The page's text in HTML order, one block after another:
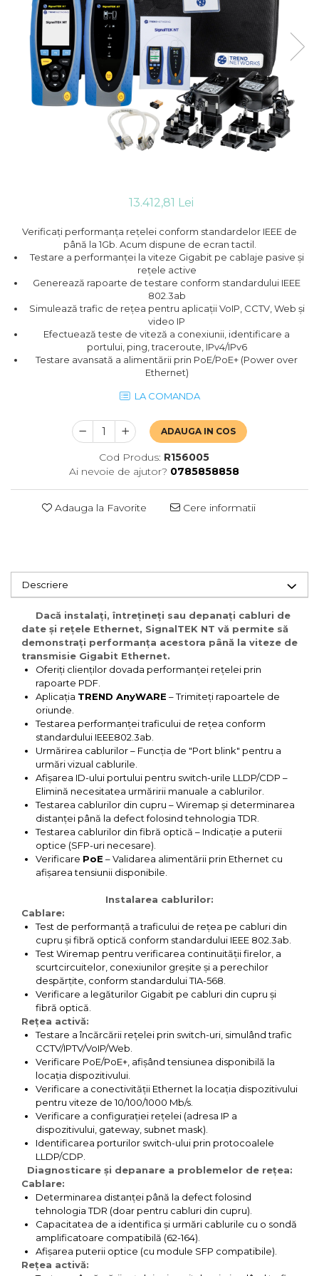
13.412,81 Lei
Verificați performanța rețelei conform standardelor IEEE de
până la 1Gb. Acum dispune de ecran tactil.
Testare a performanței la viteze Gigabit pe cablaje pasive și
rețele active
Generează rapoarte de testare conform standardului IEEE
802.3ab
Simulează trafic de rețea pentru aplicații VoIP, CCTV, Web și
video IP
Efectuează teste de viteză a conexiunii, identificare a
portului, ping, traceroute, IPv4/IPv6
Testare avansată a alimentării prin PoE/PoE+ (Power over
Ethernet)
LA COMANDA
ADAUGA IN COS
Cod Produs: R156005
Ai nevoie de ajutor? 0785858858
Adauga la Favorite Cere informatii
Descriere
Dacă instalați, întrețineți sau depanați cabluri de
date și rețele Ethernet, SignalTEK NT vă permite să
demonstrați performanța acestora până la viteze de
transmisie Gigabit Ethernet.
Oferiți clienților dovada performanței rețelei prin
rapoarte PDF.
Aplicația TREND AnyWARE – Trimiteți rapoartele de
oriunde.
Testarea performanței traficului de rețea conform
standardului IEEE802.3ab.
Urmărirea cablurilor – Funcția de "Port blink" pentru a
urmări vizual cablurile.
Afișarea ID-ului portului pentru switch-urile LLDP/CDP –
Elimină necesitatea urmăririi manuale a cablurilor.
Testarea cablurilor din cupru – Wiremap și determinarea
distanței până la defect folosind tehnologia TDR.
Testarea cablurilor din fibră optică – Indicație a puterii
optice (SFP-uri necesare).
Verificare PoE – Validarea alimentării prin Ethernet cu
afișarea tensiunii disponibile.
Instalarea cablurilor:
Cablare:
Test de performanță a traficului de rețea pe cabluri din
cupru și fibră optică conform standardului IEEE 802.3ab.
Test Wiremap pentru verificarea continuității firelor, a
scurtcircuitelor, conexiunilor greșite și a perechilor
despărțite, conform standardului TIA-568.
Verificare a legăturilor Gigabit pe cabluri din cupru și
fibră optică.
Rețea activă:
Testare a încărcării rețelei prin switch-uri, simulând trafic
CCTV/IPTV/VoIP/Web.
Verificare PoE/PoE+, afișând tensiunea disponibilă la
locația dispozitivului.
Verificare a conectivității Ethernet la locația dispozitivului
pentru viteze de 10/100/1000 Mb/s.
Verificare a configurației rețelei (adresa IP a
dispozitivului, gateway, subnet mask).
Identificarea porturilor switch-ului prin protocoalele
LLDP/CDP.
Diagnosticare și depanare a problemelor de rețea:
Cablare:
Determinarea distanței până la defect folosind
tehnologia TDR (doar pentru cabluri din cupru).
Capacitatea de a identifica și urmări cablurile cu o sondă
amplificatoare compatibilă (62-164).
Afișarea puterii optice (cu module SFP compatibile).
Rețea activă: